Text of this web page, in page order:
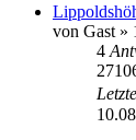
von Gast »
4